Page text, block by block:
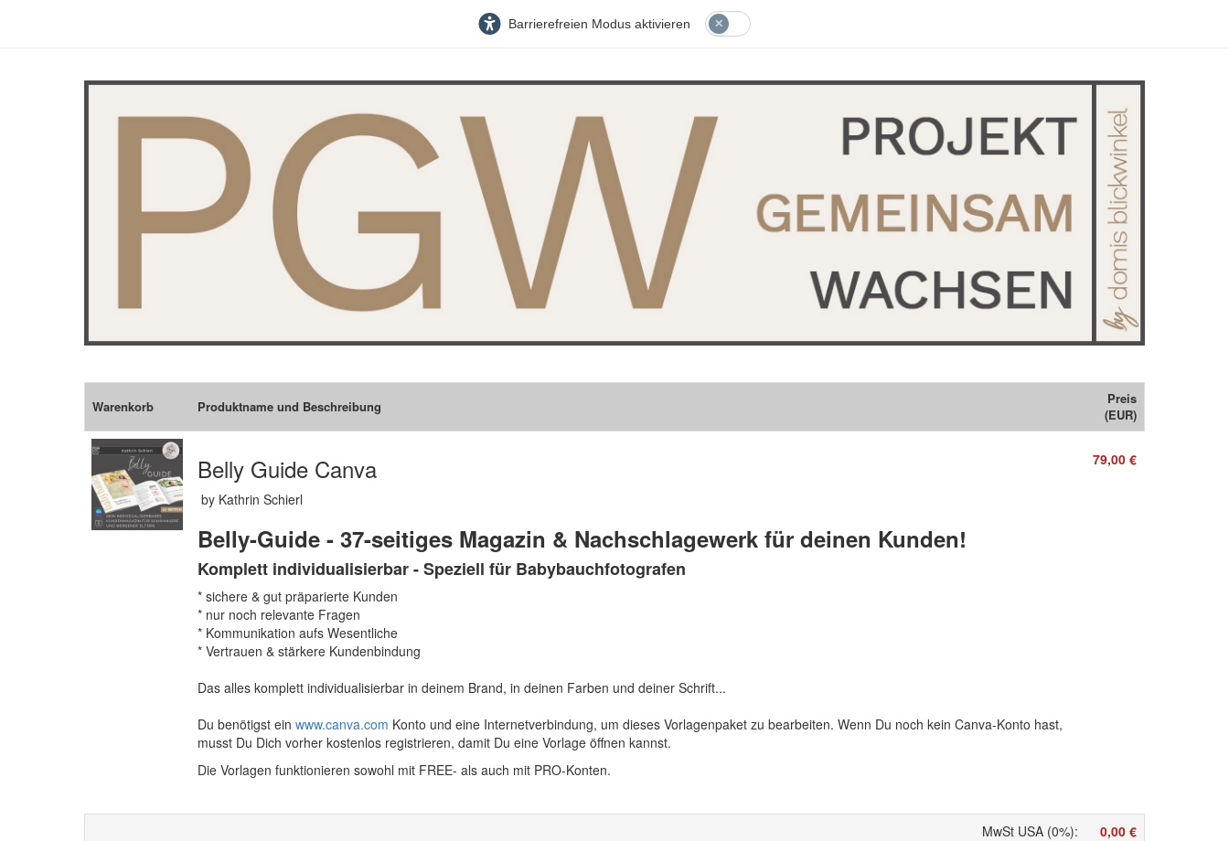
Barrierefreien Modus aktivieren
Warenkorb Produktname und Beschreibung
Preis
(EUR)
Belly Guide Canva
by Kathrin Schierl
Belly-Guide - 37-seitiges Magazin & Nachschlagewerk für deinen Kunden!
Komplett individualisierbar - Speziell für Babybauchfotografen
* sichere & gut präparierte Kunden
* nur noch relevante Fragen
* Kommunikation aufs Wesentliche
* Vertrauen & stärkere Kundenbindung
Das alles komplett individualisierbar in deinem Brand, in deinen Farben und deiner Schrift...
Du benötigst ein www.canva.com Konto und eine Internetverbindung, um dieses Vorlagenpaket zu bearbeiten. Wenn Du noch kein Canva-Konto hast,
musst Du Dich vorher kostenlos registrieren, damit Du eine Vorlage öffnen kannst.
Die Vorlagen funktionieren sowohl mit FREE- als auch mit PRO-Konten.
79,00 €
MwSt USA (0%):
0,00 €